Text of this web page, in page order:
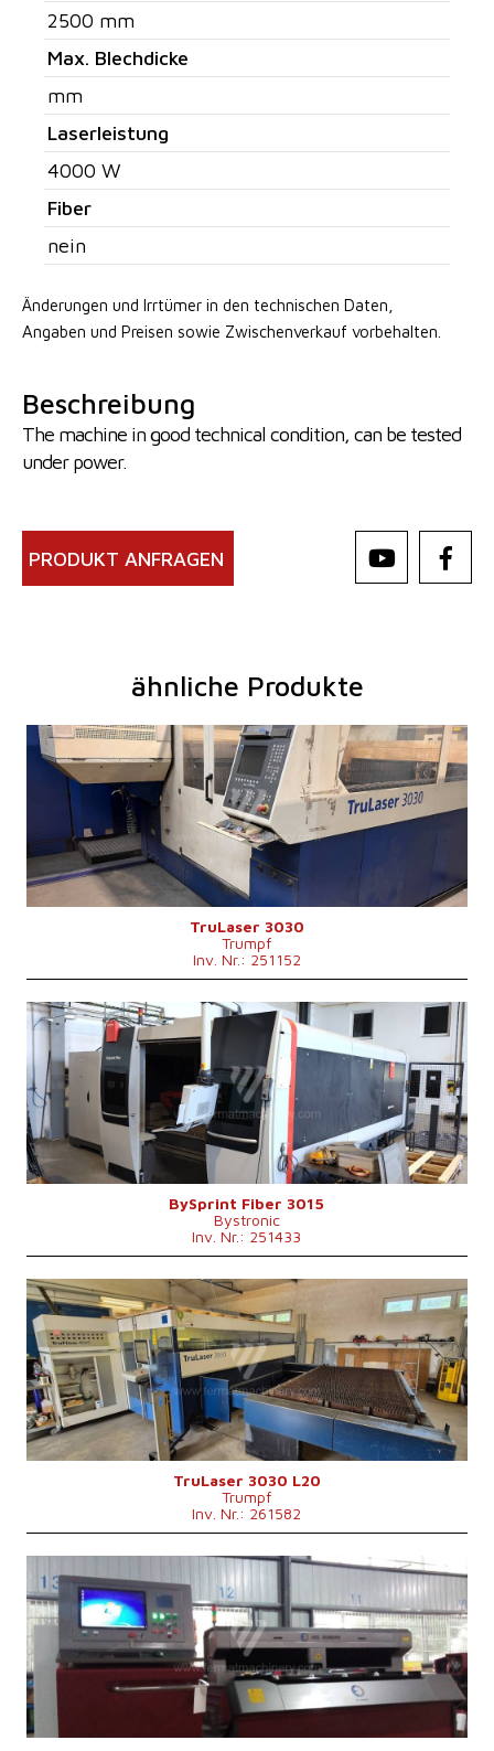
2500 mm
Max. Blechdicke
mm
Laserleistung
4000 W
Fiber
nein
Änderungen und Irrtümer in den technischen Daten,
Angaben und Preisen sowie Zwischenverkauf vorbehalten.
Beschreibung
The machine in good technical condition, can be tested
under power.
PRODUKT ANFRAGEN
ähnliche Produkte
Baujahr:
2007
Max. Werkstücklänge
3000 mm
Max. Werkstückbreite
1500 mm
Max. Blechdicke
20 mm
Laserleistung
3200 W
nein
Max. Werkstückgewicht
900 kg
Maschinenabmessungen L x B x H
8800 x 6010 x 2400 mm
Maschinengewicht
12000 kg
nein
TruLaser 3030
Trumpf
Inv. Nr.: 251152
Baujahr:
2019
Max. Werkstücklänge
3000 mm
Max. Werkstückbreite
1500 mm
Max. Blechdicke
15 mm
Laserleistung
4000 W
Fiber
ja
Max. Werkstückgewicht
890 kg
Maschinengewicht
13000 kg
Kontrollsystem
nein
BySprint Fiber 3015
Bystronic
Inv. Nr.: 251433
Baujahr:
2010
Max. Werkstücklänge
3000 mm
Max. Werkstückbreite
1500 mm
Max. Blechdicke
20 mm
Laserleistung
4000 W
Fiber
nein
Max. Werkstückgewicht
900 kg
Maschinenabmessungen L x B x H8800 x 6010 x 2400 mm
Kontrollsystem
nein
TruLaser 3030 L20
Trumpf
Inv. Nr.: 261582
Baujahr:
Max. Werkstücklänge3000 mm
Max. Werkstückbreite1500 mm
Max. Blechdicke
12 mm
Laserleistung
750 W
Fiber
ja
Kontrollsystem
nein